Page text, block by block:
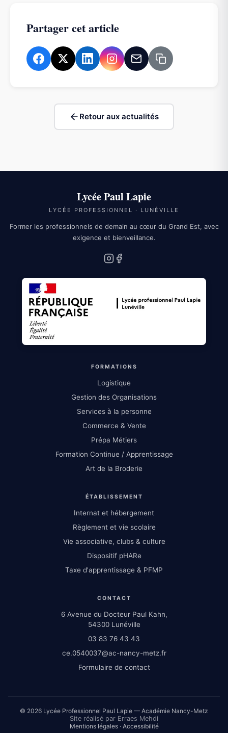
Partager cet article
Retour aux actualités
Lycée Paul Lapie
LYCÉE PROFESSIONNEL · LUNÉVILLE
Former les professionnels de demain au cœur du Grand Est, avec
exigence et bienveillance.
Instagram
FORMATIONS
Logistique
Gestion des Organisations
Services à la personne
Commerce & Vente
Prépa Métiers
Formation Continue / Apprentissage
Art de la Broderie
ÉTABLISSEMENT
Internat et hébergement
Règlement et vie scolaire
Vie associative, clubs & culture
Dispositif pHARe
Taxe d'apprentissage & PFMP
CONTACT
6 Avenue du Docteur Paul Kahn,
54300 Lunéville
03 83 76 43 43
ce.0540037@ac-nancy-metz.fr
Formulaire de contact
© 2026 Lycée Professionnel Paul Lapie — Académie Nancy-Metz
Site réalisé par Erraes Mehdi
Mentions légales· Accessibilité